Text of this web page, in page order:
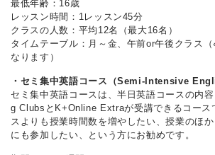
最低年齢：16歳
レッスン時間：1レッスン45分
クラスの人数：平均12名（最大16名）
タイムテーブル：月～金、午前or午後クラス
なります）
・セミ集中英語コース（Semi-Intensive
セミ集中英語コースは、半日英語コースの内
g ClubsとK+Online Extraが受講できるコース
スよりも授業時間数を増やしたい、授業のほ
にも参加したい、という方にお勧めです。